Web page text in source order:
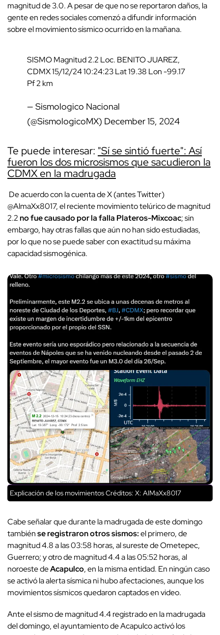
magnitud de 3.0. A pesar de que no se reportaron daños, la
gente en redes sociales comenzó a difundir información
sobre el movimiento sísmico ocurrido en la mañana.
SISMO Magnitud 2.2 Loc. BENITO JUAREZ,
CDMX 15/12/24 10:24:23 Lat 19.38 Lon -99.17
Pf 2 km
— Sismologico Nacional
(@SismologicoMX) December 15, 2024
Te puede interesar: "Sí se sintió fuerte": Así
fueron los dos microsismos que sacudieron la
CDMX en la madrugada
De acuerdo con la cuenta de X (antes Twitter)
@AlmaXx8017, el reciente movimiento telúrico de magnitud
2.2no fue causado por la falla Plateros-Mixcoac; sin
embargo, hay otras fallas que aún no han sido estudiadas,
por lo que no se puede saber con exactitud su máxima
capacidad sismogénica.
Explicación de los movimientosCréditos: X: AlMaXx8017
Cabe señalar que durante la madrugada de este domingo
tambiénse registraron otros sismos:el primero, de
magnitud 4.8 a las 03:58 horas, al sureste de Ometepec,
Guerrero; y otro de magnitud 4.4 a las 05:52 horas, al
noroeste deAcapulco, en la misma entidad. En ningún caso
se activó la alerta sísmica ni hubo afectaciones, aunque los
movimientos sísmicos quedaron captados en video.
Ante el sismo de magnitud 4.4 registrado en la madrugada
del domingo, el ayuntamiento de Acapulco activó los